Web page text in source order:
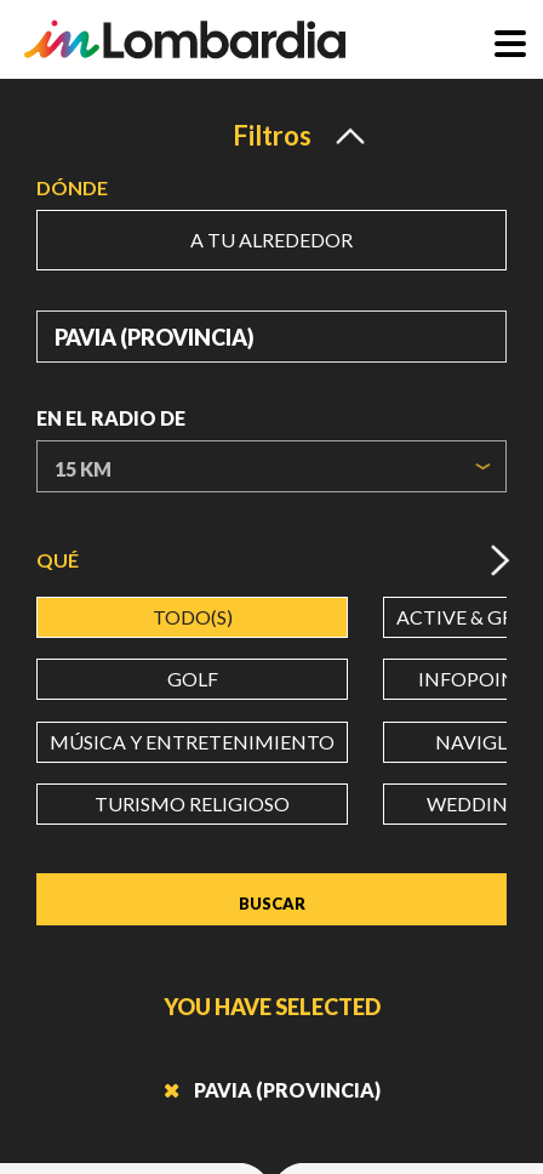
principal
Filtros
DÓNDE
A TU ALREDEDOR
DÓNDE
EN EL RADIO DE
LONGITUD
Value in decimal degrees. Use dot (.) as decimal separator.
QUÉ
TODO(S) ACTIVE &
GOLF INFOPOINT
MÚSICA Y ENTRETENIMIENTO NAVIGLI
TURISMO RELIGIOSO WEDDING
YOU HAVE SELECTED
PAVIA (PROVINCIA)